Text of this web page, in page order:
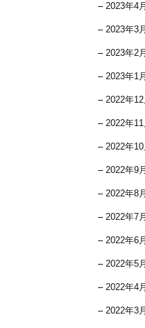
2023年4
2023年3
2023年2
2023年1
2022年
2022年
2022年
2022年9
2022年8
2022年7
2022年6
2022年5
2022年4
2022年3